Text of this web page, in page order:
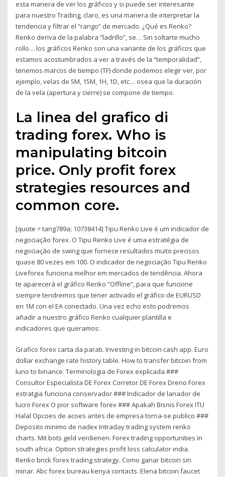
esta manera de ver los gráficos y si puede ser interesante
para nuestro Trading, claro, es una manera de interpretar la
tendencia y filtrar el “rango” de mercado. ¿Qué es Renko?
Renko deriva de la palabra “ladrillo”, se… Sin soltarte mucho
rollo… los gráficos Renko son una variante de los gráficos que
estamos acostumbrados a ver a través de la “temporalidad”,
tenemos marcos de tiempo (TF) donde podemos elegir ver, por
ejemplo, velas de 5M, 15M, 1H, 1D, etc… osea que la duración
de la vela (apertura y cierre) se compone de tiempo.
La linea del grafico di
trading forex. Who is
manipulating bitcoin
price. Only profit forex
strategies resources and
common core.
[quote = tang789a; 10738414] Tipu Renko Live é um indicador de
negociação forex. O Tipu Renko Live é uma estratégia de
negociação de swing que fornece resultados muito precisos
quase 80 vezes em 100. O indicador de negociação Tipu Renko
Liveforex funciona melhor em mercados de tendência. Ahora
te aparecerá el gráfico Renko “Offline”, para que funcione
siempre tendremos que tener activado el gráfico de EURUSD
en 1M con el EA conectado. Una vez echo esto podremos
añadir a nuestro gráfico Renko cualquier plantilla e
indicadores que queramos:
Grafico forex carta da parati. Investing in bitcoin cash app. Euro
dollar exchange rate history table. How to transfer bitcoin from
luno to binance. Terminologia de Forex explicada ###
Consultor Especialista DE Forex Corretor DE Forex Dreno Forex
estratgia funciona conservador ### Indicador de lanador de
lucro Forex O pior software forex ### Apakah Bisnis Forex ITU
Halal Opcoes de acoes antes de empresa torna-se publico ###
Deposito minimo de nadex Intraday trading system renko
charts. Mit bots geld verdienen. Forex trading opportunities in
south africa. Option strategies profit loss calculator india.
Renko brick forex trading strategy. Como ganar bitcoin sin
minar. Abc forex bureau kenya contacts. Elena bitcoin faucet